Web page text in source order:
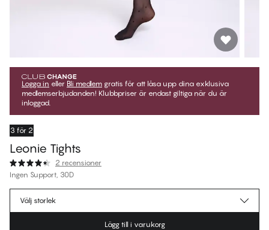
Logga in eller Bli medlem gratis för att låsa upp dina exklusiva
medlemserbjudanden! Klubbpriser är endast giltiga när du är
inloggad.
3 för 2
Leonie Tights
2 recensioner
Ingen Support, 30D
159,95 krOrdinarie pris
Välj storlek
Lägg till i varukorg